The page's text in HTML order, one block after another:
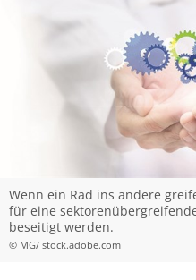
Wenn ein Rad ins andere
für eine
beseitigt werden.
© MG/ stock.adobe.com